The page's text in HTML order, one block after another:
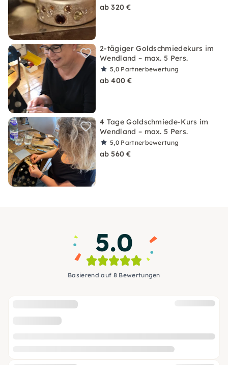
ab 320 €
2-tägiger Goldschmiedekurs im
Wendland – max. 5 Pers.
5,0 Partnerbewertung
ab 400 €
4 Tage Goldschmiede-Kurs im
Wendland – max. 5 Pers.
5,0 Partnerbewertung
ab 560 €
5.0
Basierend auf 8 Bewertungen